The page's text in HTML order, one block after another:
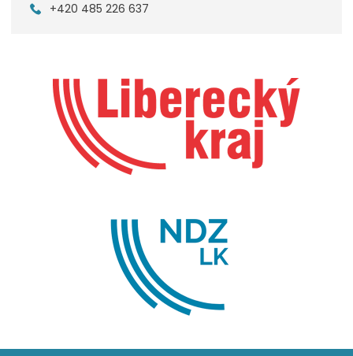
+420 485 226 637